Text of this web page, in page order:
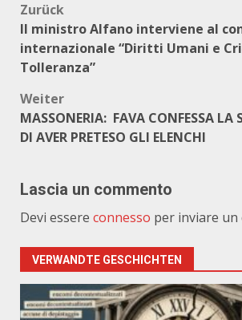
Beitragsnavigation
Zurück
Il ministro Alfano interviene al
internazionale “Diritti Umani e
Tolleranza”
Weiter
MASSONERIA: FAVA CONFESSA LA
DI AVER PRETESO GLI ELENCHI
Lascia un commento
Devi essere connesso per inviare un
VERWANDTE GESCHICHTEN